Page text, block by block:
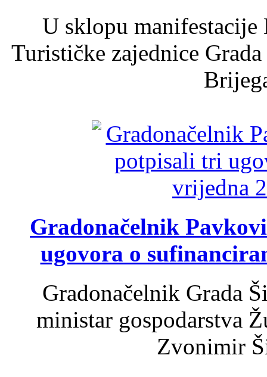
U sklopu
Turističke zajednice
Gradonačelnik
ugovora o
Gradonačelnik Grada
ministar gospodarstva
Zvonimir